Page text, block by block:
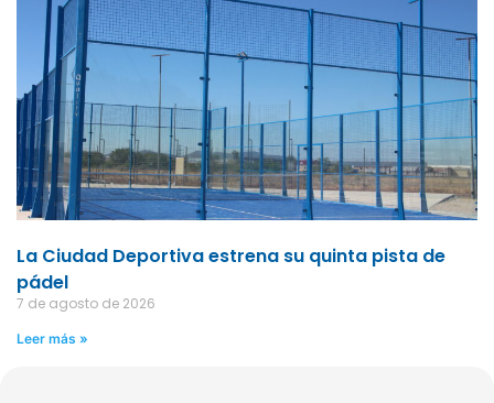
La Ciudad Deportiva estrena su quinta pista de
pádel
7 de agosto de 2026
Leer más »